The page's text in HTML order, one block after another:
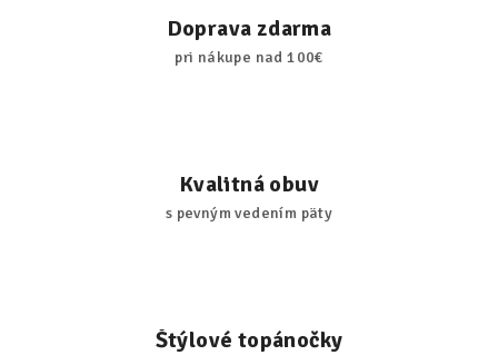
Doprava zdarma
pri nákupe nad 100€
Kvalitná obuv
s pevným vedením päty
Štýlové topánočky